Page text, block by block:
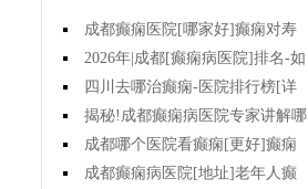
成都癫痫医院[哪家好]癫痫对寿
命有影响吗?
2026年|成都[癫痫病医院]排名-如
何预防癫痫治疗走入误区?
四川去哪治癫痫-医院排行榜[详
细排名]小儿癫痫病要如何治疗?
揭秘!成都癫痫病医院专家讲解哪
些方法治疗癫痫好?
成都哪个医院看癫痫[更好]癫痫
为什么会诱发?
成都癫痫病医院[地址]老年人癫